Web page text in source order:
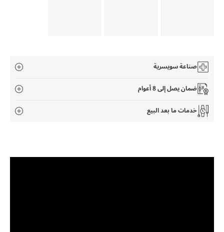
اطّلع على جميع الفعالياتصناعة سويسرية
ضمان يصل إلى 8 أعوام
خدمات ما بعد البيع